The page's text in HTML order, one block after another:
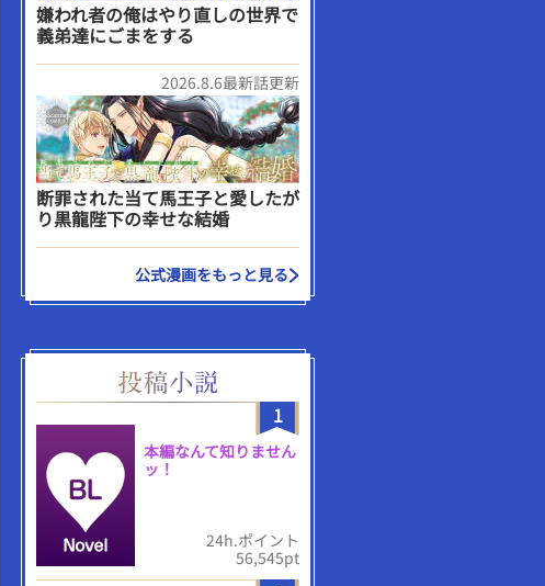
嫌われ者の俺はやり直しの世界で
義弟達にごまをする
2026.8.6最新話更新
断罪された当て馬王子と愛したが
り黒龍陛下の幸せな結婚
公式漫画をもっと見る
1
本編なんて知りません
ッ！
24h.ポイント
56,545pt